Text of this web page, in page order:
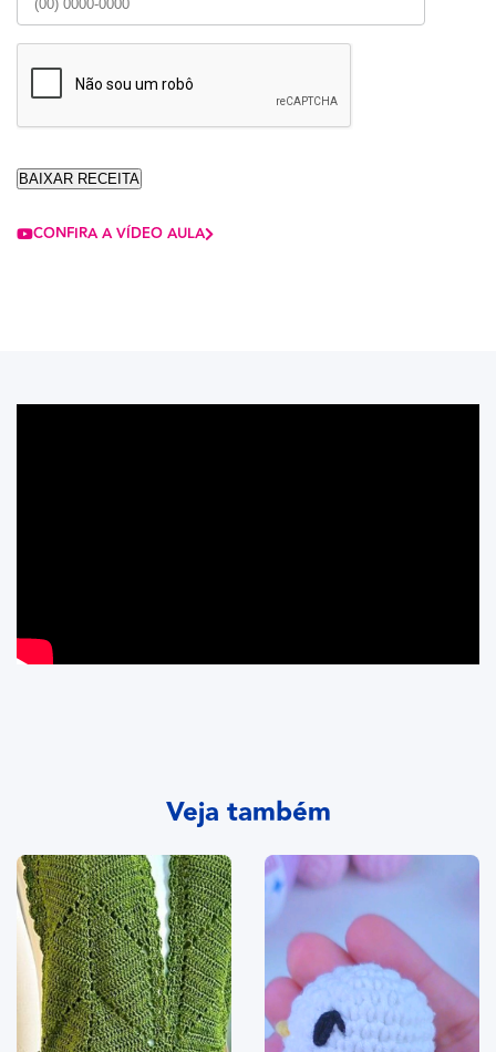
CONFIRA A VÍDEO AULA
Veja também